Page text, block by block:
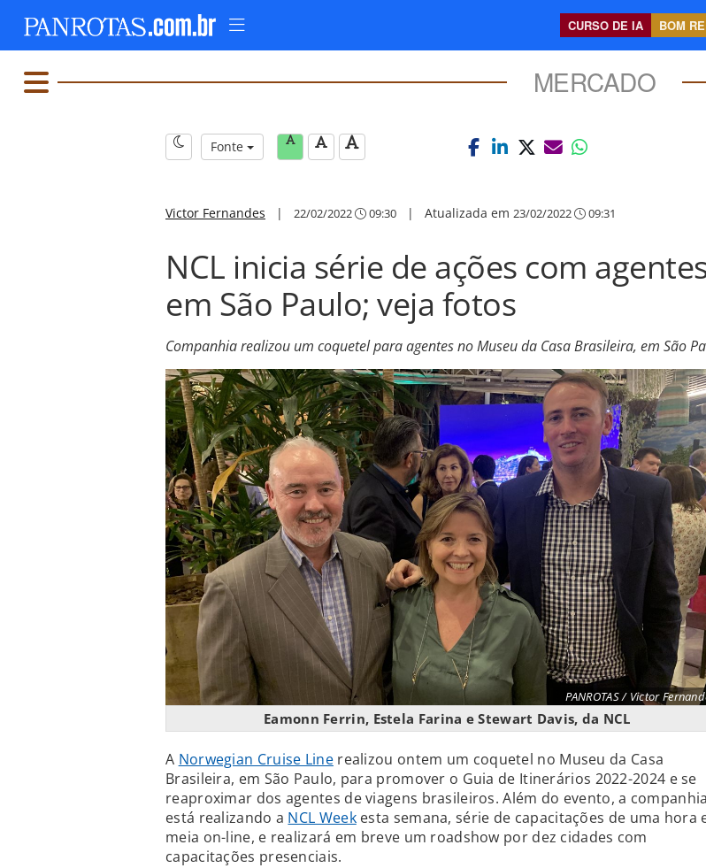
CURSO DE IA BOM
MERCADO
Fonte
Victor Fernandes | 22/02/2022 09:30 | Atualizada em 23/02/2022 09:31
NCL inicia série de ações com
em São Paulo; veja fotos
Companhia realizou um coquetel para agentes no Museu da Casa Brasileira, em São
PANROTAS / Victor
Eamonn Ferrin, Estela Farina e Stewart Davis, da NCL
A Norwegian Cruise Linerealizou ontem um coquetel no Museu da Casa
Brasileira, em São Paulo, para promover o Guia de Itinerários 2022-2024 e se
reaproximar dos agentes de viagens brasileiros. Além do evento, a companhia
está realizando a NCL Weekesta semana, série de capacitações de uma hora
meia on-line, e realizará em breve um roadshow por dez cidades com
capacitações presenciais.